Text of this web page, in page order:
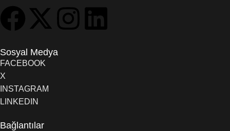
Sosyal Medya
FACEBOOK
X
INSTAGRAM
LINKEDIN
Bağlantılar